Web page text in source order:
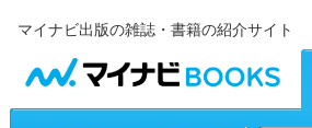
マイナビ出版の雑誌・書籍の紹介サイト
マ